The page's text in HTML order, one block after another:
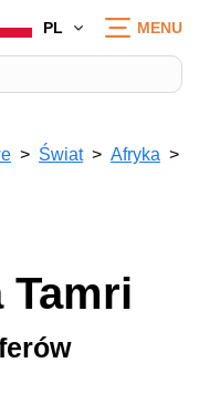
PL MENU
Świat
Afryka
Tamri